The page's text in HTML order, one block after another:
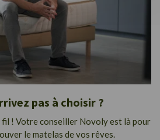
pas à choisir ?
fil ! Votre conseiller Novoly est là pour
le matelas de vos rêves.